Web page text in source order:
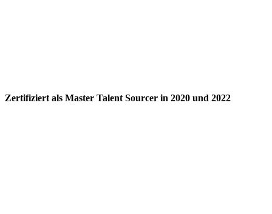
Zertifiziert als Master Talent Sourcer in 2020 und 2022